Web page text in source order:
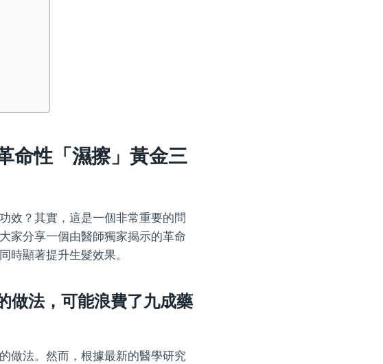
命性「濕擦」黃金三
效？其實，這是一個非常重要的問
家分享一個由醫師獨家揭示的革命
時顯著提升生髮效果。
做法，可能浪費了九成藥
做法。然而，根據最新的醫學研究